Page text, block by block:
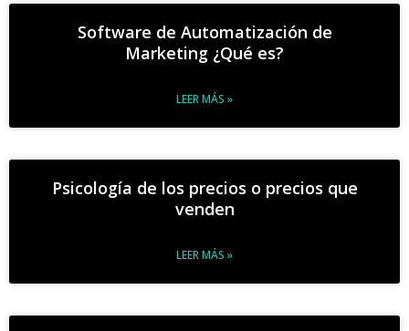
Software de Automatización de
Marketing ¿Qué es?
LEER MÁS »
Psicología de los precios o precios que
venden
LEER MÁS »